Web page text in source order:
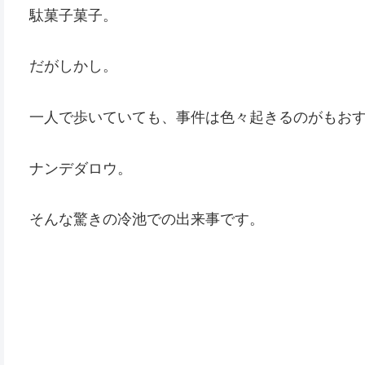
駄菓子菓子。
だがしかし。
一人で歩いていても、事件は色々起きるのがもおす
ナンデダロウ。
そんな驚きの冷池での出来事です。